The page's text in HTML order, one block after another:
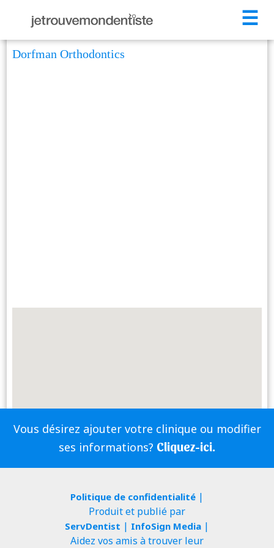
☰
Dorfman Orthodontics
Vous désirez ajouter votre clinique ou modifier
ses informations? Cliquez-ici.
Politique de confidentialité|
Produit et publié par
ServDentist | InfoSign Media|
Aidez vos amis à trouver leur